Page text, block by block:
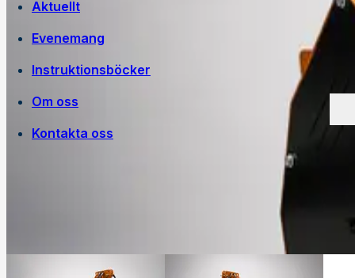
Aktuellt
Evenemang
Instruktionsböcker
Om oss
Egen tillverkning
Kontakta oss